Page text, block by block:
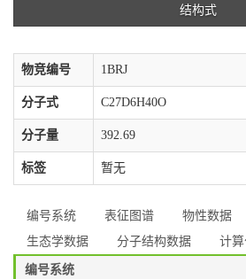
结构式
物竞编号 1BRJ
分子式 C27D6H40O
分子量 392.69
标签 暂无
编号系统 表征图谱 物性数据
生态学数据
分子结构数据 计
编号系统